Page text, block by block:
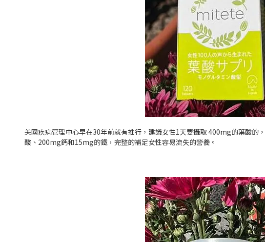
美國疾病管理中心早在30年前就有推行，建議女性1天要攝取400mg的葉酸的，
酸、 200mg鈣和15mg的鐵，完整的補足女性容易流失的營養。